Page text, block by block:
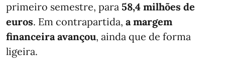
primeiro semestre, para 58,4 milhões de
euros. Em contrapartida, a margem
financeira avançou, ainda que de forma
ligeira.